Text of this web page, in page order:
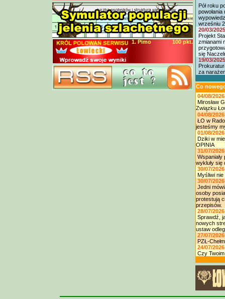
1. Pimo 100 pkt.
Pół roku
wrześniu
20/03/2025
Projekt
zmianami
się
19/03/2025
za
Co
04/08/
Mirosław
Związku
04/08/
ŁO w
jesteśmy
01/08/2026
Dziki w
OPINIA
31/07/2026
wykluły się
30/07/2026
Myśliwi nie
30/07/2026
Jedni
osoby
protestują
przepisów.
28/07/2026
Sprawdź,
nowych
ustaw
27/07/2026
PZŁ-
24/07/2026
Czy